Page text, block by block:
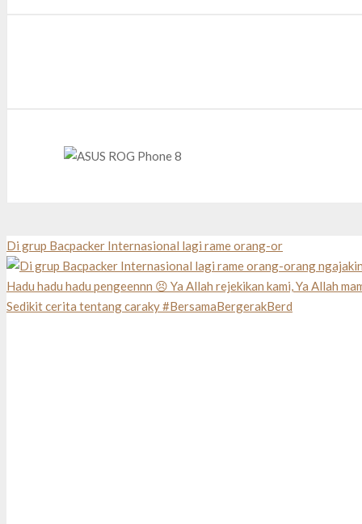
Di grup Bacpacker Internasional lagi rame orang-or
Sedikit cerita tentang caraky #BersamaBergerakBerd